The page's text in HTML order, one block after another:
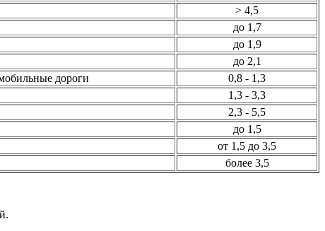
> 4,5
до 1,7
до 1,9
до 2,1
дороги
0,8 - 1,3
1,3 - 3,3
2,3 - 5,5
до 1,5
от 1,5 до 3,5
более 3,5